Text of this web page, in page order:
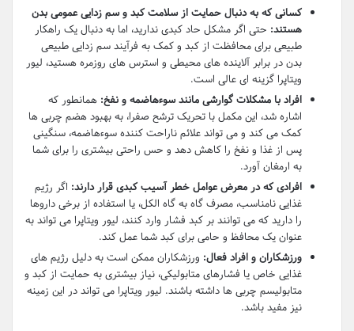
کسانی که به دنبال حمایت از سلامت کبد و سم زدایی عمومی بدن
هستند: حتی اگر مشکل حاد کبدی ندارید، اما به دنبال یک راهکار
طبیعی برای محافظت از کبد و کمک به فرآیند سم زدایی طبیعی
بدن در برابر آلاینده های محیطی و استرس های روزمره هستید، لیور
ویتاپرا گزینه ای عالی است.
افراد با مشکلات گوارشی مانند سوءهاضمه و نفخ: همانطور که
اشاره شد، این مکمل با تحریک ترشح صفرا، به بهبود هضم چربی ها
کمک می کند و می تواند علائم ناراحت کننده سوءهاضمه، سنگینی
پس از غذا و نفخ را کاهش دهد و حس راحتی بیشتری را برای شما
به ارمغان آورد.
افرادی که در معرض عوامل خطر آسیب کبدی قرار دارند: اگر رژیم
غذایی نامناسب، مصرف گاه به گاه الکل، یا استفاده از برخی داروها
را دارید که می توانند بر کبد فشار وارد کنند، لیور ویتاپرا می تواند به
عنوان یک محافظ و حامی برای کبد شما عمل کند.
ورزشکاران و افراد فعال: ورزشکاران ممکن است به دلیل رژیم های
غذایی خاص یا فشارهای متابولیکی، نیاز بیشتری به حمایت از کبد و
متابولیسم چربی ها داشته باشند. لیور ویتاپرا می تواند در این زمینه
نیز مفید باشد.